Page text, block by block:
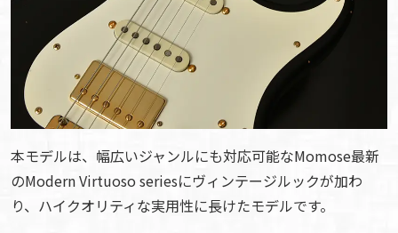
本モデルは、幅広いジャンルにも対応可能なMomose最新
のModern Virtuoso seriesにヴィンテージルックが加わ
り、ハイクオリティな実用性に長けたモデルです。